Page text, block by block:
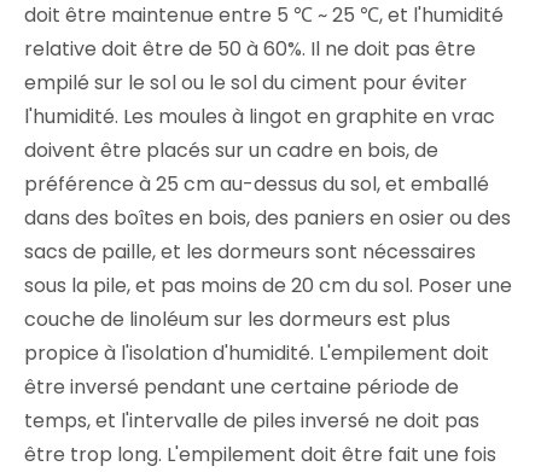
doit être maintenue entre 5 ℃ ~ 25 ℃, et l'humidité
relative doit être de 50 à 60%. Il ne doit pas être
empilé sur le sol ou le sol du ciment pour éviter
l'humidité. Les moules à lingot en graphite en vrac
doivent être placés sur un cadre en bois, de
préférence à 25 cm au-dessus du sol, et emballé
dans des boîtes en bois, des paniers en osier ou des
sacs de paille, et les dormeurs sont nécessaires
sous la pile, et pas moins de 20 cm du sol. Poser une
couche de linoléum sur les dormeurs est plus
propice à l'isolation d'humidité. L'empilement doit
être inversé pendant une certaine période de
temps, et l'intervalle de piles inversé ne doit pas
être trop long. L'empilement doit être fait une fois